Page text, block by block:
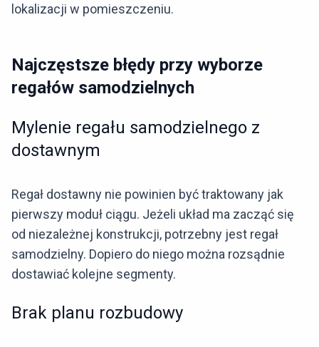
lokalizacji w pomieszczeniu.
Najczęstsze błędy przy wyborze
regałów samodzielnych
Mylenie regału samodzielnego z
dostawnym
Regał dostawny nie powinien być traktowany jak
pierwszy moduł ciągu. Jeżeli układ ma zacząć się
od niezależnej konstrukcji, potrzebny jest regał
samodzielny. Dopiero do niego można rozsądnie
dostawiać kolejne segmenty.
Brak planu rozbudowy